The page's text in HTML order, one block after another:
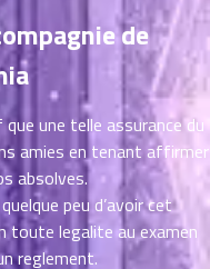
de
une telle assurance du
amies en tenant affirmer
absolves.
peu d’avoir cet
toute legalite au examen
reglement.